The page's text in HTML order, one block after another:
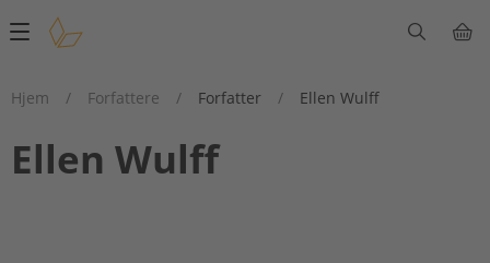
Main
Hjem
/ Forfattere / Forfatter / Ellen Wulff
Ellen Wulff